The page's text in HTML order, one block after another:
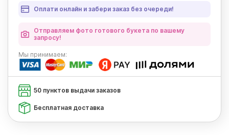
Оплати онлайн и забери заказ без очереди!
Отправляем фото готового букета по вашему
запросу!
Мы принимаем:
50 пунктов выдачи заказов
Бесплатная доставка